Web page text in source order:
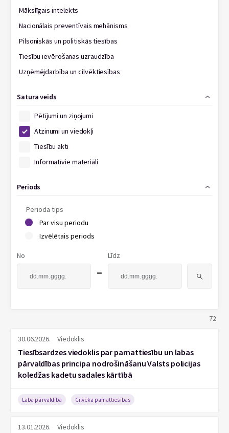
Mākslīgais intelekts
Nacionālais preventīvais mehānisms
Pilsoniskās un politiskās tiesības
Tiesību ievērošanas uzraudzība
Uzņēmējdarbība un cilvēktiesības
Satura veids
Pētījumi un ziņojumi
Atzinumi un viedokļi
Tiesību akti
Informatīvie materiāli
Periods
Perioda tips
Par visu periodu
Izvēlētais periods
No
-
Līdz
72
30.06.2026. Viedoklis
Tiesībsardzes viedoklis par pamattiesību un labas
pārvaldības principa nodrošināšanu Valsts policijas
koledžas kadetu sadales kārtībā
Laba pārvaldība Cilvēka pamattiesības
13.01.2026. Viedoklis